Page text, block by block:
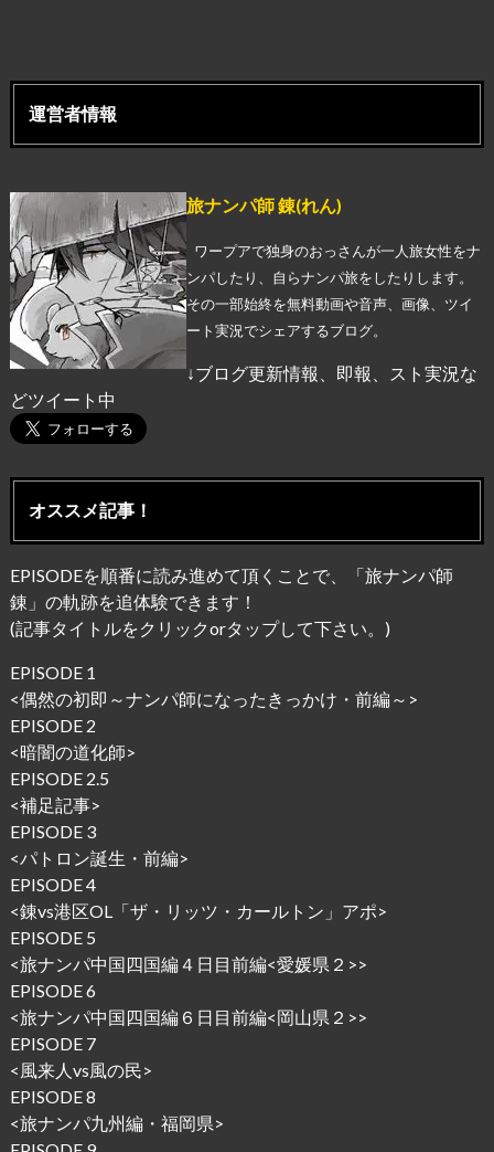
運営者情報
旅ナンパ師 錬(れん)
ワープアで独身のおっさんが一人旅女性をナ
ンパしたり、自らナンパ旅をしたりします。
その一部始終を無料動画や音声、画像、ツイ
ート実況でシェアするブログ。
↓ブログ更新情報、即報、スト実況な
どツイート中
オススメ記事！
EPISODEを順番に読み進めて頂くことで、「旅ナンパ師
錬」の軌跡を追体験できます！
(記事タイトルをクリックorタップして下さい。)
EPISODE 1
<偶然の初即～ナンパ師になったきっかけ・前編～ >
EPISODE 2
<暗闇の道化師>
EPISODE 2.5
<補足記事>
EPISODE 3
<パトロン誕生・前編>
EPISODE 4
<錬vs港区OL「ザ・リッツ・カールトン」アポ>
EPISODE 5
<旅ナンパ中国四国編４日目前編<愛媛県２>>
EPISODE 6
<旅ナンパ中国四国編６日目前編<岡山県２>>
EPISODE 7
< 風来人vs風の民>
EPISODE 8
<旅ナンパ九州編・福岡県>